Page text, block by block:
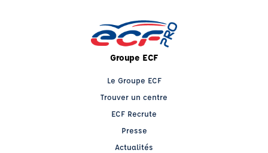
Groupe ECF
Le Groupe ECF
Trouver un centre
ECF Recrute
Presse
Actualités